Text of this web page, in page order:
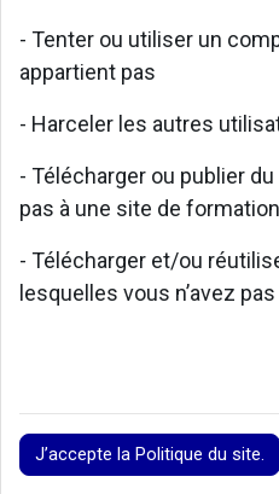
- Tenter ou utiliser un
appartient pas
- Harceler les autres
- Télécharger ou publier
pas à une site de
- Télécharger et/ou
lesquelles vous n’avez
J’accepte la Politique du site.